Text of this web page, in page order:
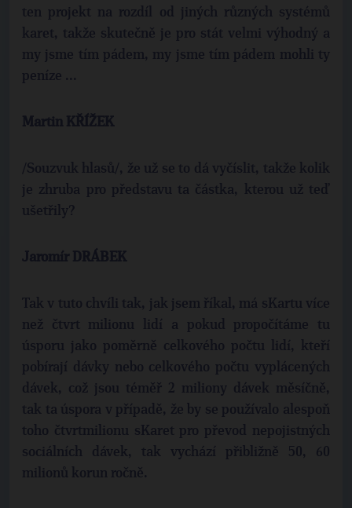
ten projekt na rozdíl od jiných různých systémů
karet, takže skutečně je pro stát velmi výhodný a
my jsme tím pádem, my jsme tím pádem mohli ty
peníze ...
Martin KŘÍŽEK
/Souzvuk hlasů/, že už se to dá vyčíslit, takže kolik
je zhruba pro představu ta částka, kterou už teď
ušetřily?
Jaromír DRÁBEK
Tak v tuto chvíli tak, jak jsem říkal, má sKartu více
než čtvrt milionu lidí a pokud propočítáme tu
úsporu jako poměrně celkového počtu lidí, kteří
pobírají dávky nebo celkového počtu vyplácených
dávek, což jsou téměř 2 miliony dávek měsíčně,
tak ta úspora v případě, že by se používalo alespoň
toho čtvrtmilionu sKaret pro převod nepojistných
sociálních dávek, tak vychází přibližně 50, 60
milionů korun ročně.